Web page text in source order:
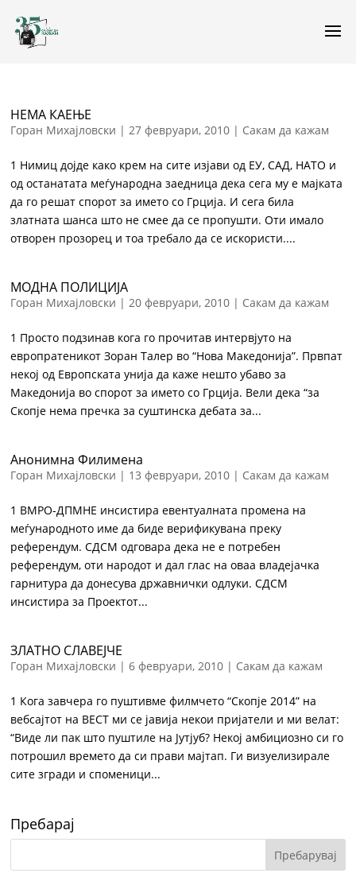
НЕМА КАЕЊЕ
Горан Михајловски |27 февруари, 2010 | Сакам да кажам
1 Нимиц дојде како крем на сите изјави од ЕУ, САД, НАТО и
од останатата меѓународна заедница дека сега му е мајката
да го решат спорот за името со Грција. И сега била
златната шанса што не смее да се пропушти. Оти имало
отворен прозорец и тоа требало да се искористи....
МОДНА ПОЛИЦИЈА
Горан Михајловски |20 февруари, 2010 | Сакам да кажам
1 Просто подзинав кога го прочитав интервјуто на
европратеникот Зоран Талер во “Нова Македонија”. Првпат
некој од Европската унија да каже нешто убаво за
Македонија во спорот за името со Грција. Вели дека “за
Скопје нема пречка за суштинска дебата за...
Анонимна Филимена
Горан Михајловски | 13 февруари, 2010 | Сакам да кажам
1 ВМРО-ДПМНЕ инсистира евентуалната промена на
меѓународното име да биде верификувана преку
референдум. СДСМ одговара дека не е потребен
референдум, оти народот и дал глас на оваа владејачка
гарнитура да донесува државнички одлуки. СДСМ
инсистира за Проектот...
ЗЛАТНО СЛАВЕЈЧЕ
Горан Михајловски |6 февруари, 2010 | Сакам да кажам
1 Кога завчера го пуштивме филмчето “Скопје 2014” на
вебсајтот на ВЕСТ ми се јавија некои пријатели и ми велат:
“Виде ли пак што пуштиле на Јутјуб? Некој амбициозно си го
потрошил времето да си прави мајтап. Ги визуелизирале
сите згради и споменици...
Пребарај